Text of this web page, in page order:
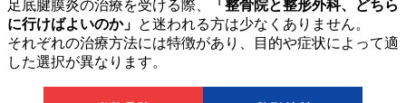
足底腱膜炎の治療を受ける際、
「整骨院と整形外科、どちら
に行けばよいのか」 と迷われる方は少なくありません。
それぞれの治療方法には特徴があり、目的や症状によって適
した選択が異なります。